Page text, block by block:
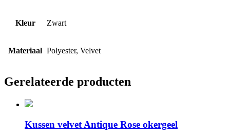
Kleur Zwart
Materiaal Polyester, Velvet
Gerelateerde producten
Kussen velvet Antique Rose okergeel